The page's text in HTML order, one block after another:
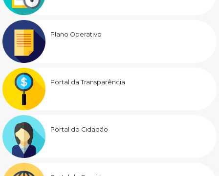
Plano Operativo
Portal da Transparência
Portal do Cidadão